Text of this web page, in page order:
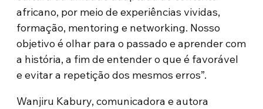
africano, por meio de experiências vividas,
formação, mentoring e networking. Nosso
objetivo é olhar para o passado e aprender com
a história, a fim de entender o que é favorável
e evitar a repetição dos mesmos erros”.
Wanjiru Kabury, comunicadora e autora